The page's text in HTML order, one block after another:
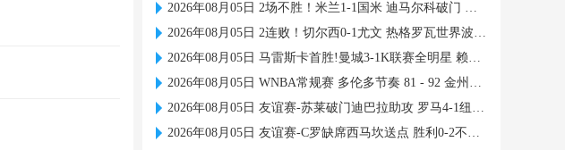
2026年08月05日 2场不胜！米兰1-1国米 迪马尔科破门 恩昆库造点+点射拉莫斯登场
2026年08月05日 2连败！切尔西0-1尤文 热格罗瓦世界波制胜穆德里克时隔614天复出
2026年08月05日 马雷斯卡首胜!曼城3-1K联赛全明星 赖因德斯努里破门塞梅尼奥助攻
2026年08月05日 WNBA常规赛 多伦多节奏 81 - 92 金州女武神 全场集锦
2026年08月05日 友谊赛-苏莱破门迪巴拉助攻 罗马4-1纽波特郡
2026年08月05日 友谊赛-C罗缺席西马坎送点 胜利0-2不敌阿尔梅里亚